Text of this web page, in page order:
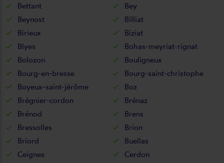
Bettant
Bey
Beynost
Billiat
Birieux
Biziat
Blyes
Bohas-meyriat-rignat
Bolozon
Bouligneux
Bourg-en-bresse
Bourg-saint-christophe
Boyeux-saint-jérôme
Boz
Brégnier-cordon
Brénaz
Brénod
Brens
Bressolles
Brion
Briord
Buellas
Ceignes
Cerdon